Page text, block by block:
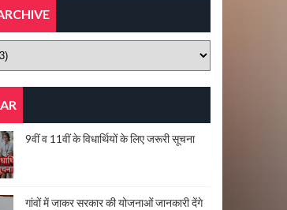
9वीं व 11वीं के विधार्थियों के लिए जरूरी सूचना
गांवों में जाकर सरकार की योजनाओं जानकारी देंगे